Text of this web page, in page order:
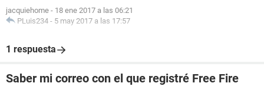
jacquiehome - 18 ene 2017 a las 06:21
PLuis234 - 5 may 2017 a las 17:57
1 respuesta
Saber mi correo con el que registré Free Fire